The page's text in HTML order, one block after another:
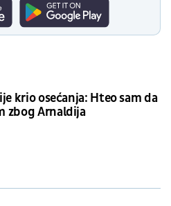
krio osećanja: Hteo sam da
zbog Arnaldija